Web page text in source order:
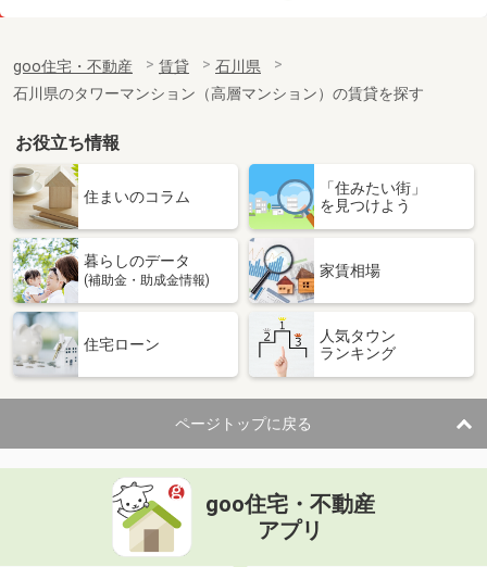
専有面積
50.65m²
間取り
2LDK
石川県白山市成町
価 格
6.10万円
石川県白山市成町
専有面積 23.61m²
間取り
石川県河北郡津幡町字津幡
住 所
石川県河北郡津幡町字津幡
専有面積 46.94m²
間取り
1LDK
石川県金沢市西泉６丁目
価 格
住 所
石川県金沢市西泉６丁目
goo住宅・不動産 賃貸
石川県
石川県のタワーマンション（高層マンション）の賃貸を探す
お役立ち情報
住まいのコラム
「住みたい街」
を見つけよう
暮らしのデータ
(補助金・助成金情報)
家賃相場
住宅ローン
人気タウン
ランキング
ページトップに戻る
goo住宅・不動産
アプリ